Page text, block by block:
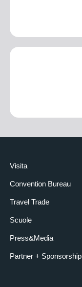
Visita
Convention Bureau
Travel Trade
Scuole
Press&Media
Partner + Sponsorship